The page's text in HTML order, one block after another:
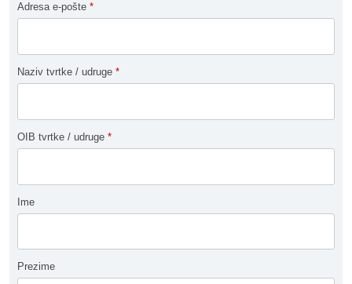
Adresa e-pošte *
Naziv tvrtke / udruge *
OIB tvrtke / udruge *
Ime
Prezime